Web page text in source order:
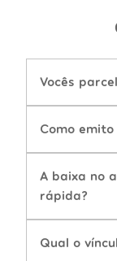
Vocês
Como emito
A baixa no
rápida?
Qual o